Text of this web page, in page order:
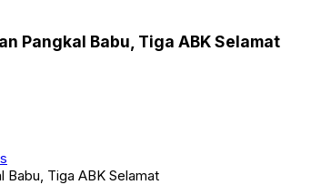
Pangkal Babu, Tiga ABK Selamat